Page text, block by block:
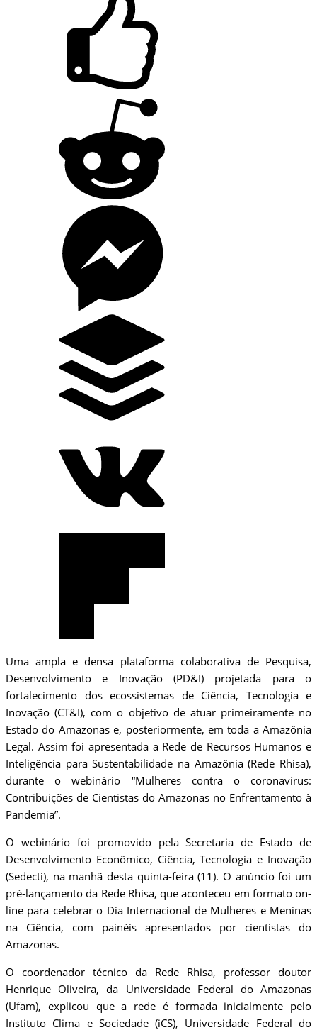
Uma ampla e densa plataforma colaborativa de Pesquisa,
Desenvolvimento e Inovação (PD&I) projetada para o
fortalecimento dos ecossistemas de Ciência, Tecnologia e
Inovação (CT&I), com o objetivo de atuar primeiramente no
Estado do Amazonas e, posteriormente, em toda a Amazônia
Legal. Assim foi apresentada a Rede de Recursos Humanos e
Inteligência para Sustentabilidade na Amazônia (Rede Rhisa),
durante o webinário “Mulheres contra o coronavírus:
Contribuições de Cientistas do Amazonas no Enfrentamento à
Pandemia”.
O webinário foi promovido pela Secretaria de Estado de
Desenvolvimento Econômico, Ciência, Tecnologia e Inovação
(Sedecti), na manhã desta quinta-feira (11). O anúncio foi um
pré-lançamento da Rede Rhisa, que aconteceu em formato on-
line para celebrar o Dia Internacional de Mulheres e Meninas
na Ciência, com painéis apresentados por cientistas do
Amazonas.
O coordenador técnico da Rede Rhisa, professor doutor
Henrique Oliveira, da Universidade Federal do Amazonas
(Ufam), explicou que a rede é formada inicialmente pelo
Instituto Clima e Sociedade (iCS), Universidade Federal do